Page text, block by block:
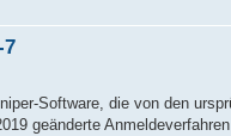
7
Software, die von den
geänderte